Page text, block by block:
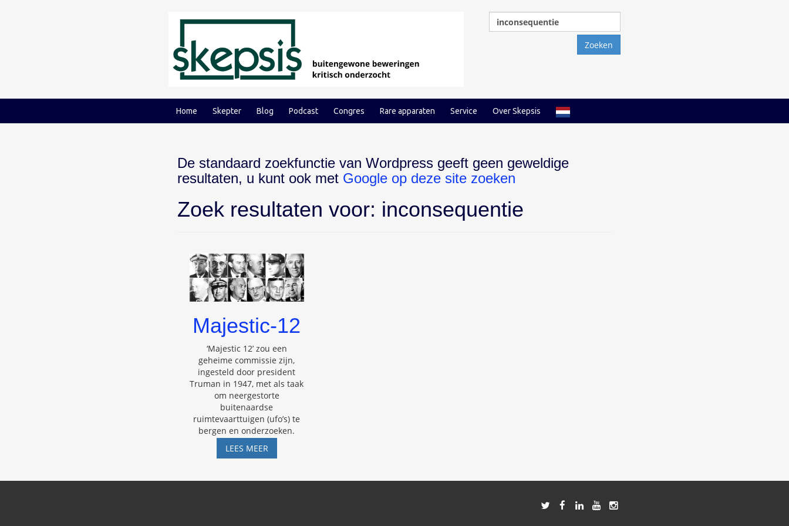
naar:
Home Skepter Blog Podcast Congres Rare apparaten Service Over Skepsis
De standaard zoekfunctie van Wordpress geeft geen geweldige
resultaten, u kunt ook met Google op deze site zoeken
Zoek resultaten voor: inconsequentie
Majestic-12
‘Majestic 12’ zou een
geheime commissie zijn,
ingesteld door president
Truman in 1947, met als taak
om neergestorte
buitenaardse
ruimtevaarttuigen (ufo’s) te
bergen en onderzoeken.
LEES MEERMAJESTIC-
12